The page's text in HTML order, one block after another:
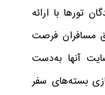
تورها با ارائه
مسافران فرصت
آنها به‌دست
بسته‌های سفر